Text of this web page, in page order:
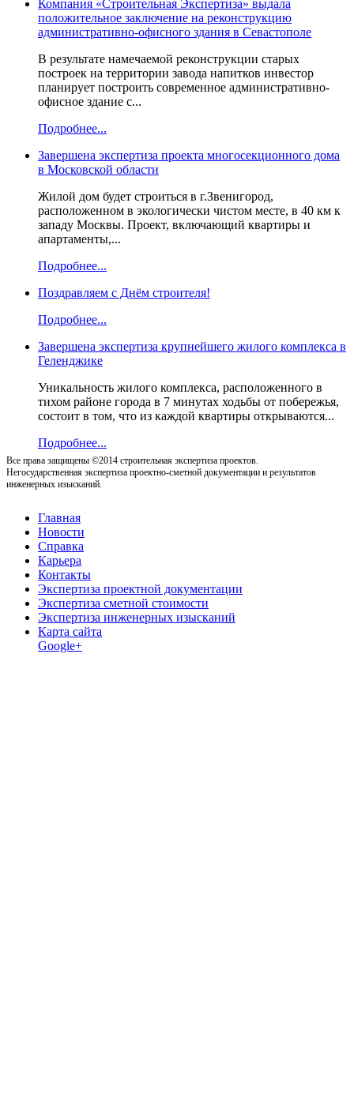
Компания «Строительная Экспертиза» выдала
положительное заключение на реконструкцию
административно-офисного здания в Севастополе
В результате намечаемой реконструкции старых
построек на территории завода напитков инвестор
планирует построить современное административно-
офисное здание с...
Подробнее...
Завершена экспертиза проекта многосекционного дома
в Московской области
Жилой дом будет строиться в г.Звенигород,
расположенном в экологически чистом месте, в 40 км к
западу Москвы. Проект, включающий квартиры и
апартаменты,...
Подробнее...
Поздравляем с Днём строителя!
Подробнее...
Завершена экспертиза крупнейшего жилого комплекса в
Геленджике
Уникальность жилого комплекса, расположенного в
тихом районе города в 7 минутах ходьбы от побережья,
состоит в том, что из каждой квартиры открываются...
Подробнее...
Все права защищены ©2014 строительная экспертиза проектов.
Негосударственная экспертиза проектно-сметной документации и результатов
инженерных изысканий.
Главная
Новости
Справка
Карьера
Контакты
Экспертиза проектной документации
Экспертиза сметной стоимости
Экспертиза инженерных изысканий
Карта сайта
Google+